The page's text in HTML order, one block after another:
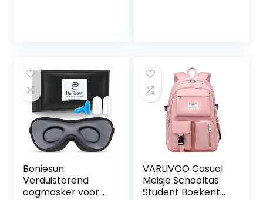
Boniesun
Verduisterend
oogmasker voor
VARLIVOO Casual
Meisje Schooltas
Student Boekentas